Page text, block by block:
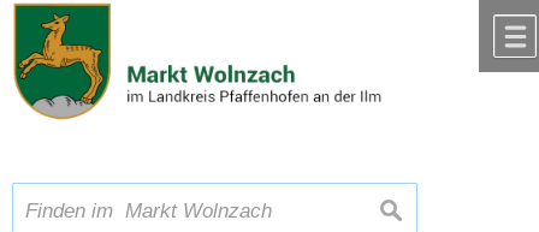
Zum Inhalt,zur Navigation
Schriftgröße A A A suchen